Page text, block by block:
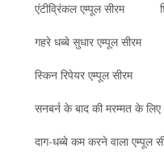
एंटीव्रिंकल एम्पूल सीरम
गहरे धब्बे सुधार एम्पूल सीरम
स्किन रिपेयर एम्पूल सीरम
सनबर्न के बाद की मरम्मत के लिए
दाग-धब्बे कम करने वाला एम्पूल